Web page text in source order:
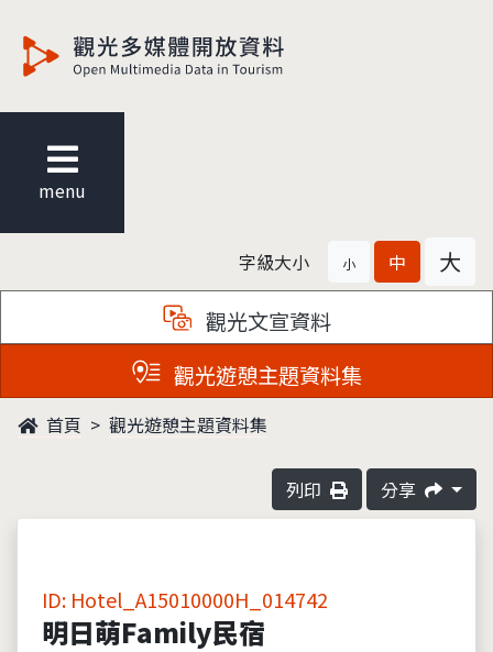
menu
字級大小 小 中 大
觀光文宣資料
觀光遊憩主題資料集
首頁 觀光遊憩主題資料集
列印 分享
ID: Hotel_A15010000H_014742
明日萌Family民宿